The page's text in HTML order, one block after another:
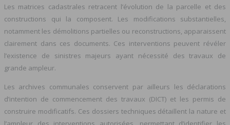
Les matrices cadastrales retracent l’évolution de la parcelle et des
constructions qui la composent. Les modifications substantielles,
notamment les démolitions partielles ou reconstructions, apparaissent
clairement dans ces documents. Ces interventions peuvent révéler
l’existence de sinistres majeurs ayant nécessité des travaux de
grande ampleur.
Les archives communales conservent par ailleurs les déclarations
d’intention de commencement des travaux (DICT) et les permis de
construire modificatifs. Ces dossiers techniques détaillent la nature et